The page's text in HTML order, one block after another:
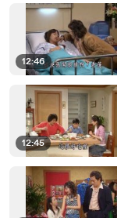
12:46
12:45